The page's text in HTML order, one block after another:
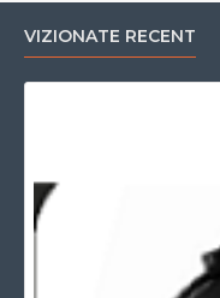
VIZIONATE RECENT